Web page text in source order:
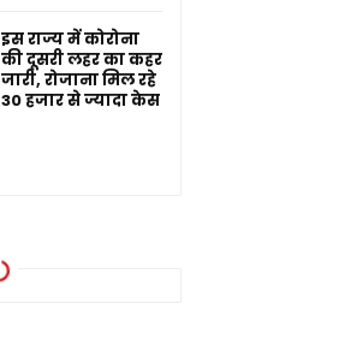
इस राज्य में कोरोना
की दूसरी लहर का कहर
जारी, रोजाना मिल रहे
30 हजार से ज्यादा केस